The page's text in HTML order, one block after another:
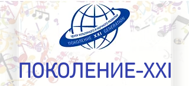
ПОКОЛЕНИЕ-XXI